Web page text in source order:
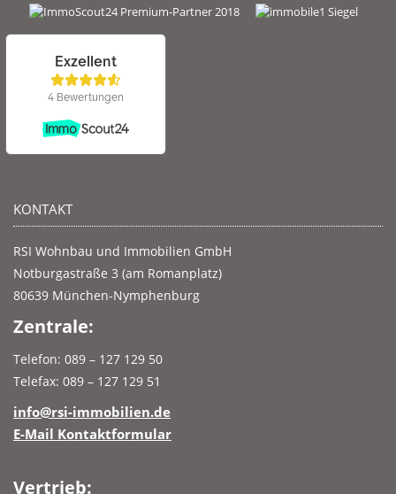
KONTAKT
RSI Wohnbau und Immobilien GmbH
Notburgastraße 3 (am Romanplatz)
80639 München-Nymphenburg
Zentrale:
Telefon: 089 – 127 129 50
Telefax: 089 – 127 129 51
info@rsi-immobilien.de
E-Mail Kontaktformular
Vertrieb: